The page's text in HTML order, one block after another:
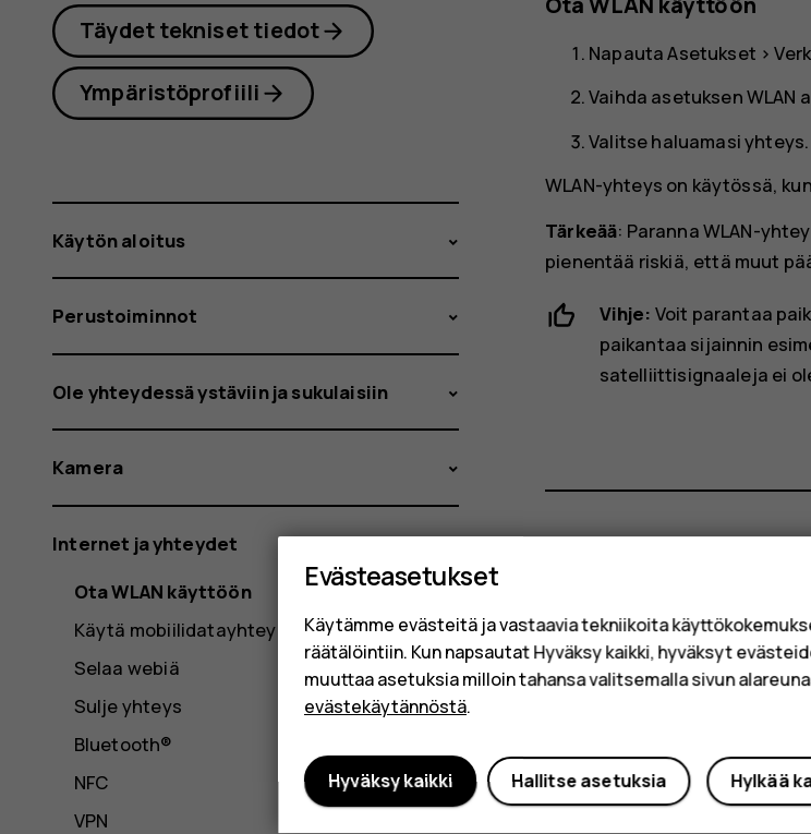
NapautaAsetukset >
Vaihda asetuksen WLAN
Valitse haluamasi yhteys.
WLAN-yhteys on käytössä,
Tärkeää: Paranna WLAN-
pienentää riskiä, että muut
Vihje: Voit parantaa
paikantaa sijainnin
satelliittisignaaleja ei
Kyllä Ei
Täydet tekniset tiedot
Ympäristöprofiili
Käytön aloitus
Perustoiminnot
Ole yhteydessä ystäviin ja sukulaisiin
Kamera
Internet ja yhteydet
Ota WLAN käyttöön
Käytä mobiilidatayhteyttä
Selaa webiä
Sulje yhteys
Bluetooth®
NFC
VPN
Evästeasetukset
Käytämme evästeitä ja vastaavia tekniikoita
räätälöintiin. Kun napsautat Hyväksy kaikki, hyväksyt
muuttaa asetuksia milloin tahansa valitsemalla sivun
evästekäytännöstä.
Hylkää
Hallitse asetuksia
Hyväksy kaikki